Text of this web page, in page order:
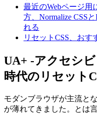
最近のWebページ用
方、Normalize CSS
れる
リセットCSS、お
UA+ -アクセシ
時代のリセット
モダンブラウザが主流と
が薄れてきました。とは